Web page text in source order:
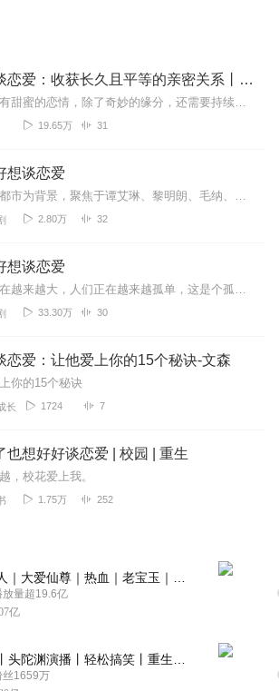
好好谈恋爱：收获长久且平等的亲密关系丨知乎盐选丨恋爱心理学
想要拥有甜蜜的恋情，除了奇妙的缘分，还需要持续用心的经营。KnowYourself心理研究所，将在30小节课程中，本节课程全面为你解答恋爱不同阶段的具体问...
19.65万 31
想谈恋爱
以繁华都市为背景，聚焦于谭艾琳、黎明朗、毛纳、陶春四位性格迥异的女性好友，她们在各自的生活轨迹中，上演着一场场关于爱与成长的真实故事。谭艾琳，一位知性的书吧老板...
2.80万 32
想谈恋爱
城市正在越来越大，人们正在越来越孤单，这是个孤单的年代。身为女人，你是不是发现：越工作越孤单；越投入越孤单。她们在找寻爱情和婚姻的路上游荡，仿佛坚强但内心彷...
33.30万 30
恋爱：让他爱上你的15个秘诀-文森
你的15个秘诀
长 1724 7
也想好好谈恋爱 | 校园 | 重生
，校花爱上我。
1.75万 252
放量超19.6亿
亿
丝1659万